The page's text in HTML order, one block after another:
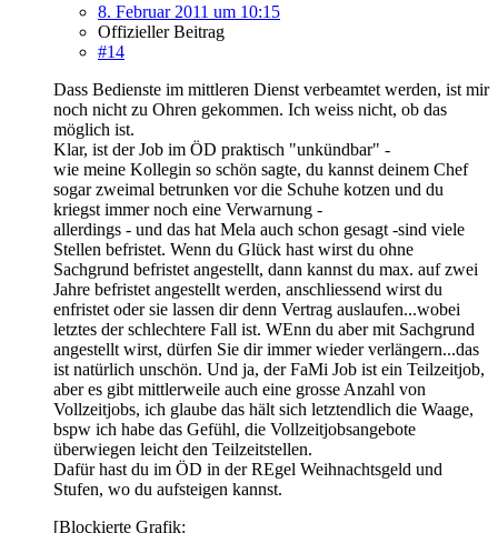
8. Februar 2011 um 10:15
Offizieller Beitrag
#14
Dass Bedienste im mittleren Dienst verbeamtet werden, ist mir
noch nicht zu Ohren gekommen. Ich weiss nicht, ob das
möglich ist.
Klar, ist der Job im ÖD praktisch "unkündbar" -
wie meine Kollegin so schön sagte, du kannst deinem Chef
sogar zweimal betrunken vor die Schuhe kotzen und du
kriegst immer noch eine Verwarnung -
allerdings - und das hat Mela auch schon gesagt -sind viele
Stellen befristet. Wenn du Glück hast wirst du ohne
Sachgrund befristet angestellt, dann kannst du max. auf zwei
Jahre befristet angestellt werden, anschliessend wirst du
enfristet oder sie lassen dir denn Vertrag auslaufen...wobei
letztes der schlechtere Fall ist. WEnn du aber mit Sachgrund
angestellt wirst, dürfen Sie dir immer wieder verlängern...das
ist natürlich unschön. Und ja, der FaMi Job ist ein Teilzeitjob,
aber es gibt mittlerweile auch eine grosse Anzahl von
Vollzeitjobs, ich glaube das hält sich letztendlich die Waage,
bspw ich habe das Gefühl, die Vollzeitjobsangebote
überwiegen leicht den Teilzeitstellen.
Dafür hast du im ÖD in der REgel Weihnachtsgeld und
Stufen, wo du aufsteigen kannst.
[Blockierte Grafik: